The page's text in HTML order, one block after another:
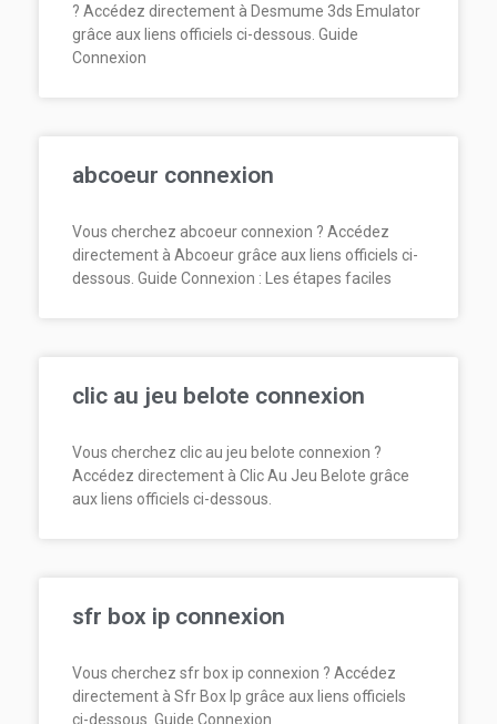
? Accédez directement à Desmume 3ds Emulator
grâce aux liens officiels ci-dessous. Guide
Connexion
abcoeur connexion
Vous cherchez abcoeur connexion ? Accédez
directement à Abcoeur grâce aux liens officiels ci-
dessous. Guide Connexion : Les étapes faciles
clic au jeu belote connexion
Vous cherchez clic au jeu belote connexion ?
Accédez directement à Clic Au Jeu Belote grâce
aux liens officiels ci-dessous.
sfr box ip connexion
Vous cherchez sfr box ip connexion ? Accédez
directement à Sfr Box Ip grâce aux liens officiels
ci-dessous. Guide Connexion